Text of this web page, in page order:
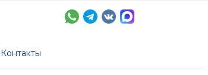
Контакты